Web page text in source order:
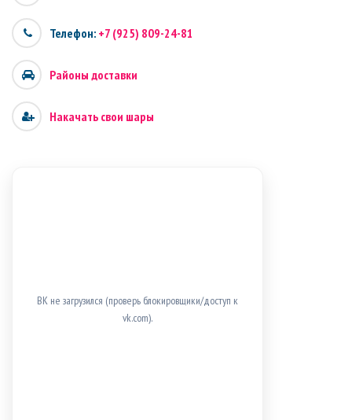
Телефон: +7 (925) 809-24-81
Районы доставки
Накачать свои шары
ВК не загрузился (проверь блокировщики/доступ к
vk.com).